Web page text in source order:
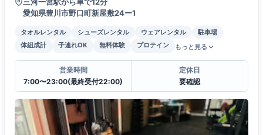
三河一宮駅から車で12分
愛知県豊川市野口町新屋敷24ー1
タオルレンタル シューズレンタル ウェアレンタル
駐車場
体組成計
子連れOK 無料体験 プロテイン もっと見る
営業時間
7:00〜23:00(最終受付22:00)
定休日
要確認